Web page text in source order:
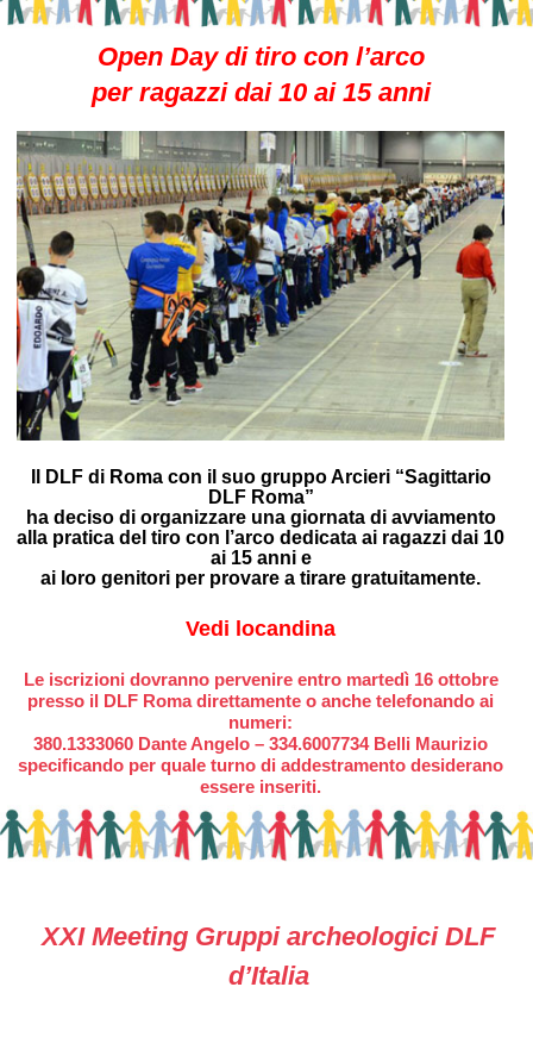
Open Day di tiro con l’arco
per ragazzi dai 10 ai 15 anni
Il DLF di Roma con il suo gruppo Arcieri “Sagittario
DLF Roma”
ha deciso di organizzare una giornata di avviamento
alla pratica del tiro con l’arco dedicata ai ragazzi dai 10
ai 15 anni e
ai loro genitori per provare a tirare gratuitamente.
Vedi locandina
Le iscrizioni dovranno pervenire entro martedì 16 ottobre
presso il DLF Roma direttamente o anche telefonando ai
numeri:
380.1333060 Dante Angelo – 334.6007734 Belli Maurizio
specificando per quale turno di addestramento desiderano
essere inseriti.
XXI Meeting Gruppi archeologici DLF
d’Italia